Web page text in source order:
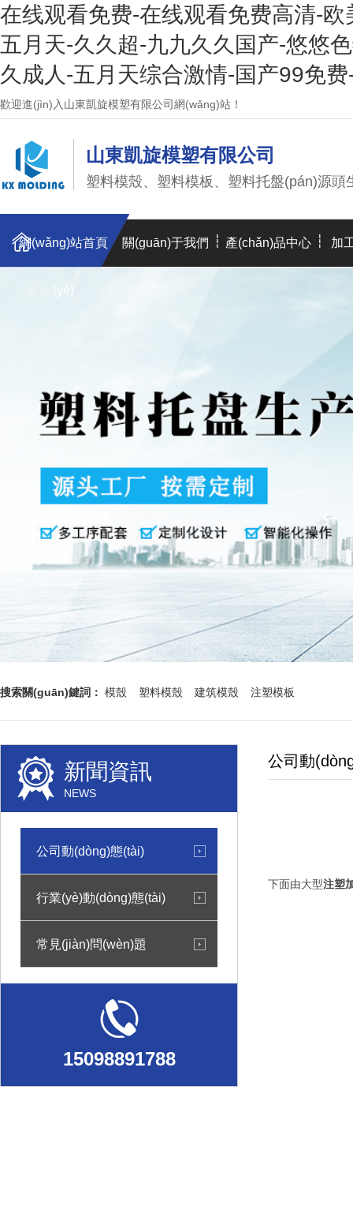
在线观看免费-在线观看免费高清-
五月天-久久超-九九久久国产-悠悠
久成人-五月天综合激情-国产99免
歡迎進(jìn)入山東凱旋模塑有限公司網(wǎng)站！
山東凱旋模塑有限公司
塑料模殼、塑料模板、塑料托盤(pán)源頭
網(wǎng)站首頁
(yè)
關(guān)于我們 產(chǎn)品中心 加
搜索關(guān)鍵詞： 模殼 塑料模殼 建筑模殼 注塑模板
新聞資訊
NEWS
公司動(dòng)態(tài)
行業(yè)動(dòng)態(tài)
常見(jiàn)問(wèn)題
15098891788
公司動
下面由大型注塑